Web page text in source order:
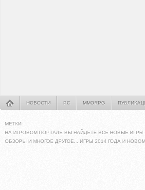
НОВОСТИ PC MMORPG
МЕТКИ:
НА ИГРОВОМ ПОРТАЛЕ ВЫ НАЙДЕТЕ ВСЕ НОВЫЕ
ОБЗОРЫ И МНОГОЕ ДРУГОЕ... ИГРЫ 2014 ГОДА И